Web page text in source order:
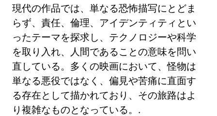
現代の作品では、単なる恐怖描写にとどま
らず、責任、倫理、アイデンティティとい
ったテーマを探求し、テクノロジーや科学
を取り入れ、人間であることの意味を問い
直している。多くの映画において、怪物は
単なる悪役ではなく、偏見や苦痛に直面す
る存在として描かれており、その旅路はよ
り複雑なものとなっている。.